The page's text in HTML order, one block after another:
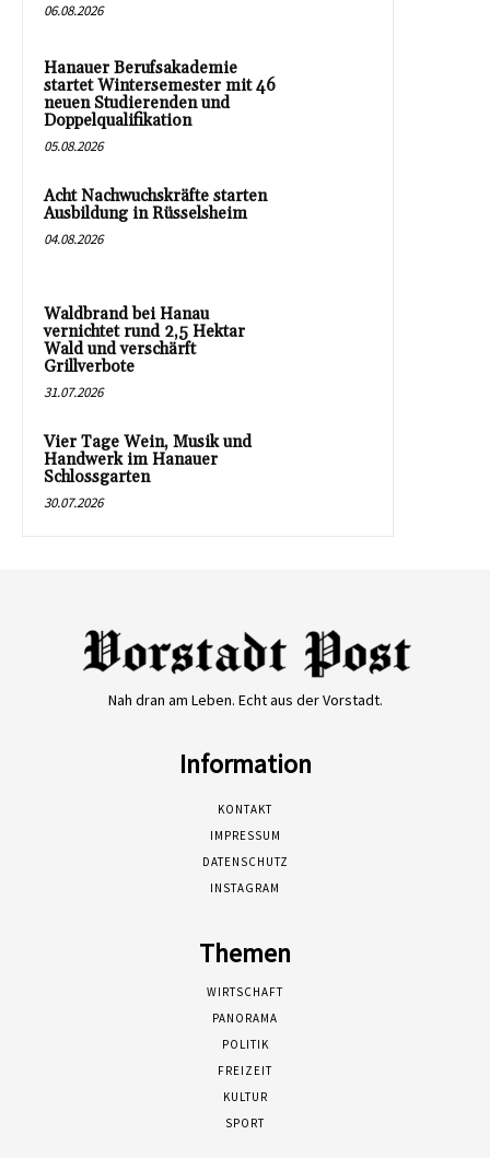
06.08.2026
Hanauer Berufsakademie
startet Wintersemester mit 46
neuen Studierenden und
Doppelqualifikation
05.08.2026
Acht Nachwuchskräfte starten
Ausbildung in Rüsselsheim
04.08.2026
Waldbrand bei Hanau
vernichtet rund 2,5 Hektar
Wald und verschärft
Grillverbote
31.07.2026
Vier Tage Wein, Musik und
Handwerk im Hanauer
Schlossgarten
30.07.2026
Nah dran am Leben. Echt aus der Vorstadt.
Information
KONTAKT
IMPRESSUM
DATENSCHUTZ
INSTAGRAM
Themen
WIRTSCHAFT
PANORAMA
POLITIK
FREIZEIT
KULTUR
SPORT